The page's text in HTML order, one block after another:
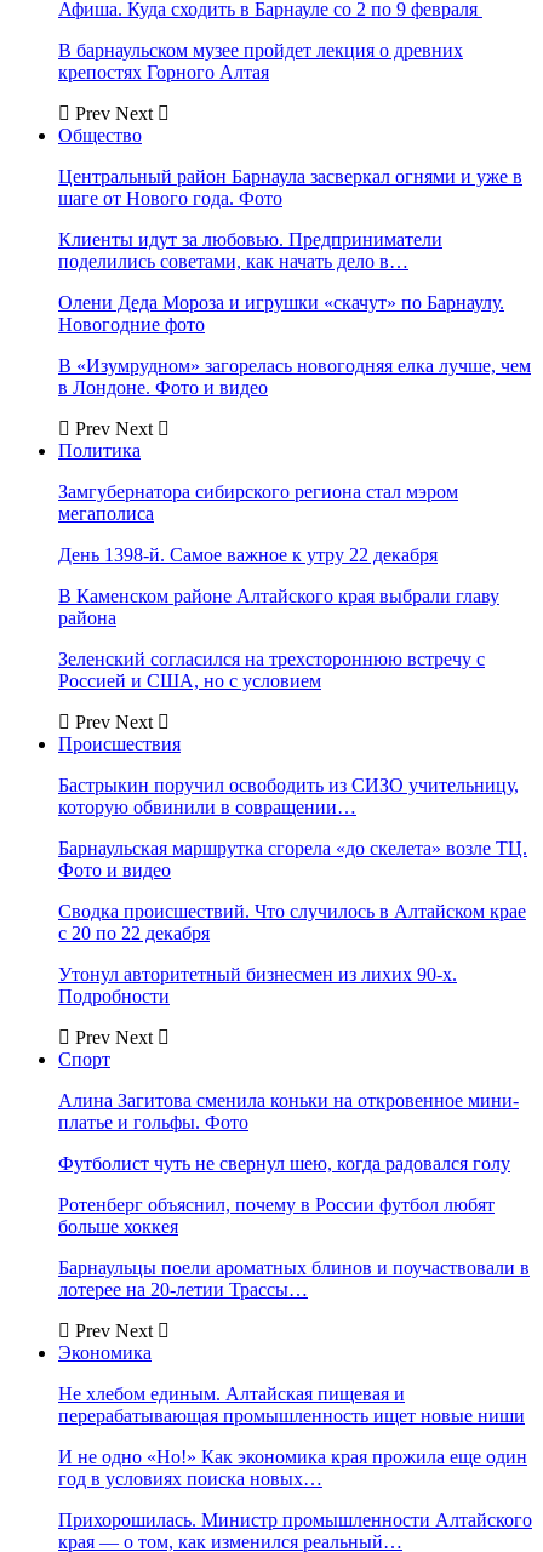
Афиша. Куда сходить в Барнауле со 2 по 9 февраля
В барнаульском музее пройдет лекция о древних
крепостях Горного Алтая
Prev Next
Общество
Центральный район Барнаула засверкал огнями и уже в
шаге от Нового года. Фото
Клиенты идут за любовью. Предприниматели
поделились советами, как начать дело в…
Олени Деда Мороза и игрушки «скачут» по Барнаулу.
Новогодние фото
В «Изумрудном» загорелась новогодняя елка лучше, чем
в Лондоне. Фото и видео
Prev Next
Политика
Замгубернатора сибирского региона стал мэром
мегаполиса
День 1398-й. Самое важное к утру 22 декабря
В Каменском районе Алтайского края выбрали главу
района
Зеленский согласился на трехстороннюю встречу с
Россией и США, но с условием
Prev Next
Происшествия
Бастрыкин поручил освободить из СИЗО учительницу,
которую обвинили в совращении…
Барнаульская маршрутка сгорела «до скелета» возле ТЦ.
Фото и видео
Сводка происшествий. Что случилось в Алтайском крае
с 20 по 22 декабря
Утонул авторитетный бизнесмен из лихих 90-х.
Подробности
Prev Next
Спорт
Алина Загитова сменила коньки на откровенное мини-
платье и гольфы. Фото
Футболист чуть не свернул шею, когда радовался голу
Ротенберг объяснил, почему в России футбол любят
больше хоккея
Барнаульцы поели ароматных блинов и поучаствовали в
лотерее на 20-летии Трассы…
Prev Next
Экономика
Не хлебом единым. Алтайская пищевая и
перерабатывающая промышленность ищет новые ниши
И не одно «Но!» Как экономика края прожила еще один
год в условиях поиска новых…
Прихорошилась. Министр промышленности Алтайского
края — о том, как изменился реальный…